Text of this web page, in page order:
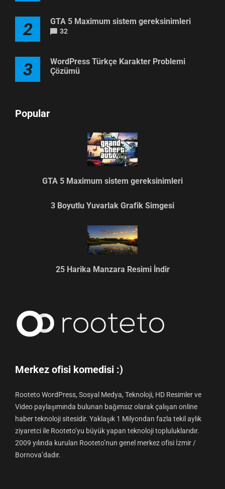
2 GTA 5 Maximum sistem gereksinimleri
32
3
WordPress Türkçe Karakter Problemi
Çözümü
Popular
GTA 5 Maximum sistem gereksinimleri
3 Boyutlu Yuvarlak Grafik Simgesi
25 Harika Manzara Resimi İndir
Merkez ofisi komedisi :)
Rooteto WordPress, Sosyal Medya, Teknoloji, HD Resimler ve
Video paylaşımında bulunan bağımsız olarak çalışan online
haber teknoloji sitesidir. Yaklaşık 1 Milyondan fazla tekil aylık
ziyaretci ile Rooteto’yu büyük yapan teknoloji topluluklarıdır.
2009 yılında kurulan Rooteto’nun genel merkez ofisi İzmir /
Bornova’dadır.